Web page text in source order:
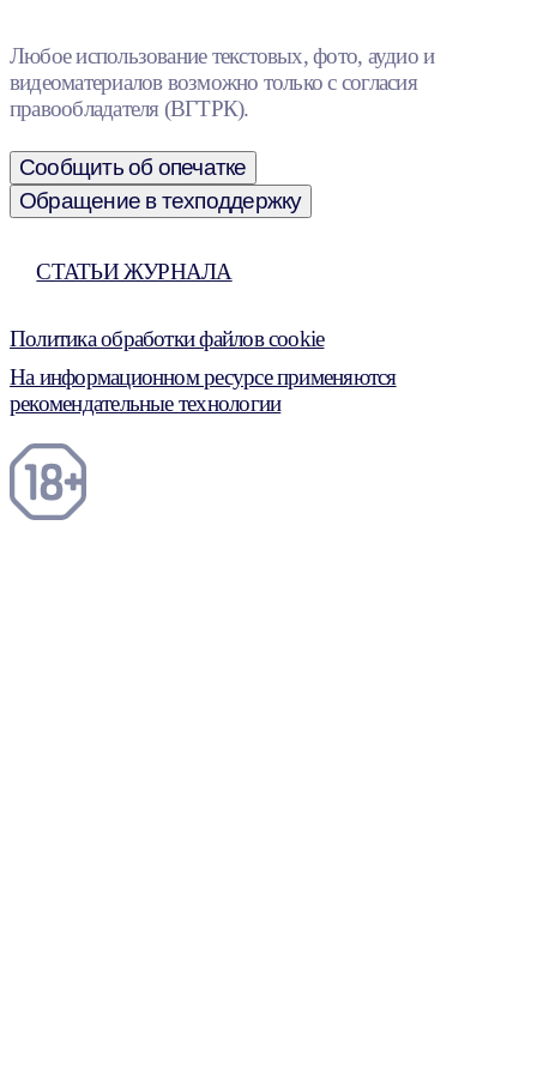
Любое использование текстовых, фото, аудио и
видеоматериалов возможно только с согласия
правообладателя (ВГТРК).
Сообщить об опечатке
Обращение в техподдержку
СТАТЬИ ЖУРНАЛА
Политика обработки файлов cookie
На информационном ресурсе применяются
рекомендательные технологии